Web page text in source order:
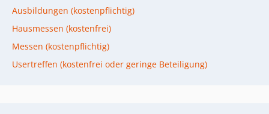
Ausbildungen (kostenpflichtig)
Hausmessen (kostenfrei)
Messen (kostenpflichtig)
Usertreffen (kostenfrei oder geringe Beteiligung)